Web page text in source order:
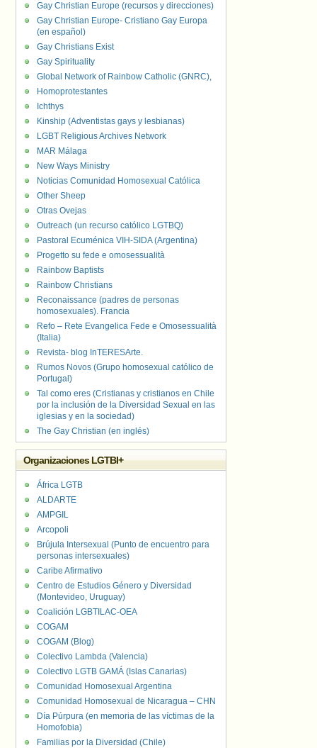
Gay Christian Europe (recursos y direcciones)
Gay Christian Europe- Cristiano Gay Europa
(en español)
Gay Christians Exist
Gay Spirituality
Global Network of Rainbow Catholic (GNRC),
Homoprotestantes
Ichthys
Kinship (Adventistas gays y lesbianas)
LGBT Religious Archives Network
MAR Málaga
New Ways Ministry
Noticias Comunidad Homosexual Católica
Other Sheep
Otras Ovejas
Outreach (un recurso católico LGTBQ)
Pastoral Ecuménica VIH-SIDA (Argentina)
Progetto su fede e omosessualità
Rainbow Baptists
Rainbow Christians
Reconaissance (padres de personas
homosexuales). Francia
Refo – Rete Evangelica Fede e Omosessualità
(Italia)
Revista- blog InTERESArte.
Rumos Novos (Grupo homosexual católico de
Portugal)
Tal como eres (Cristianas y cristianos en Chile
por la inclusión de la Diversidad Sexual en las
iglesias y en la sociedad)
The Gay Christian (en inglés)
Organizaciones LGTBI+
África LGTB
ALDARTE
AMPGIL
Arcopoli
Brújula Intersexual (Punto de encuentro para
personas intersexuales)
Caribe Afirmativo
Centro de Estudios Género y Diversidad
(Montevideo, Uruguay)
Coalición LGBTILAC-OEA
COGAM
COGAM (Blog)
Colectivo Lambda (Valencia)
Colectivo LGTB GAMÁ (Islas Canarias)
Comunidad Homosexual Argentina
Comunidad Homosexual de Nicaragua – CHN
Día Púrpura (en memoria de las víctimas de la
Homofobia)
Familias por la Diversidad (Chile)